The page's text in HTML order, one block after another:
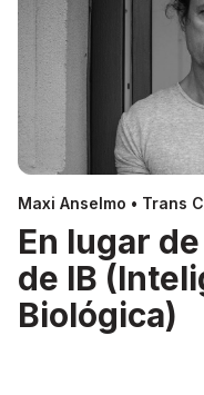
Maxi Anselmo • Trans
En lugar
de IB
Biológica)